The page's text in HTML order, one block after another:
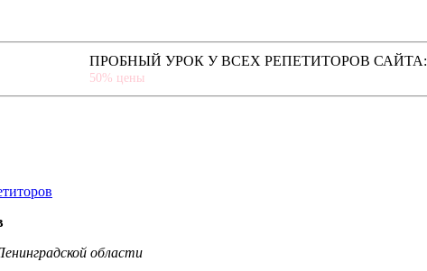
ПРОБНЫЙ УРОК У ВСЕХ РЕПЕТИТОРОВ САЙТА:
50% цены
области